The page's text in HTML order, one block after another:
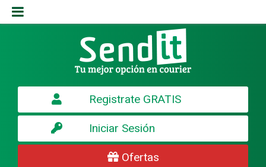
Registrate GRATIS
Iniciar Sesión
Ofertas